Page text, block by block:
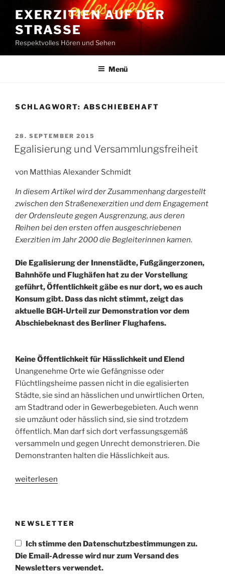
Inhalt
springen
EXERZITIEN AUF DER
STRASSE
Respektvolles Hören und Sehen
Menü
SCHLAGWORT: ABSCHIEBEHAFT
VERÖFFENTLICHT
AM
28. SEPTEMBER 2015
Egalisierung und Versammlungsfreiheit
von Matthias Alexander Schmidt
In diesem Artikel wird der Zusammenhang dargestellt
zwischen den Straßenexerzitien und dem Engagement
der Ordensleute gegen Ausgrenzung, aus deren
Reihen bei den ersten offen ausgeschriebenen
Exerzitien im Jahr 2000 die Begleiterinnen kamen.
Die Egalisierung der Innenstädte, Fußgängerzonen,
Bahnhöfe und Flughäfen hat zu der Vorstellung
geführt, Öffentlichkeit gäbe es nur dort, wo es auch
Konsum gibt. Dass das nicht stimmt, zeigt das
aktuelle BGH-Urteil zur Demonstration vor dem
Abschiebeknast des Berliner Flughafens.
Keine Öffentlichkeit für Hässlichkeit und Elend
Unangenehme Orte wie Gefängnisse oder
Flüchtlingsheime passen nicht in die egalisierten
Städte, sie sind an hässlichen und unwirtlichen Orten,
am Stadtrand oder in Gewerbegebieten. Auch wenn
sie umzäunt oder hässlich sind, sie sind trotzdem
öffentlich. Man darf sich dort verfassungsgemäß
versammeln und gegen Unrecht demonstrieren. Die
Demonstranten halten die Hässlichkeit aus.
„Egalisierung
weiterlesen
NEWSLETTER
Ich stimme den Datenschutzbestimmungen zu.
Die Email-Adresse wird nur zum Versand des
Newsletters verwendet.